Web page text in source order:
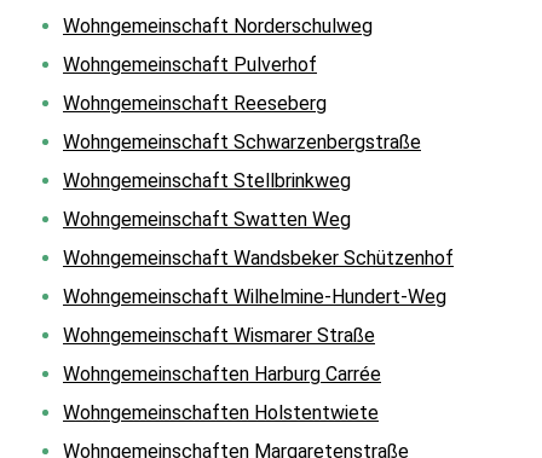
Wohngemeinschaft Norderschulweg
Wohngemeinschaft Pulverhof
Wohngemeinschaft Reeseberg
Wohngemeinschaft Schwarzenbergstraße
Wohngemeinschaft Stellbrinkweg
Wohngemeinschaft Swatten Weg
Wohngemeinschaft Wandsbeker Schützenhof
Wohngemeinschaft Wilhelmine-Hundert-Weg
Wohngemeinschaft Wismarer Straße
Wohngemeinschaften Harburg Carrée
Wohngemeinschaften Holstentwiete
Wohngemeinschaften Margaretenstraße